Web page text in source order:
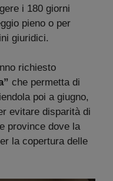
i 180 giorni
pieno o per
giuridici.
richiesto
che permetta di
poi a giugno,
evitare disparità di
province dove la
la copertura delle